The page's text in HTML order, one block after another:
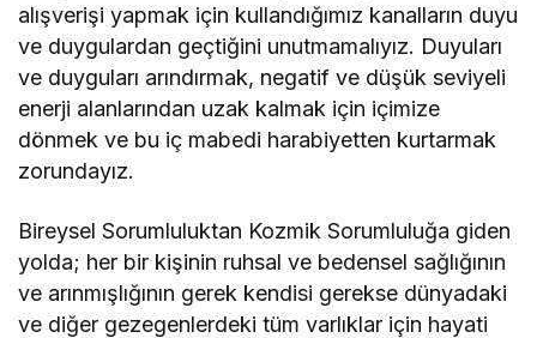
alışverişi yapmak için kullandığımız kanalların duyu
ve duygulardan geçtiğini unutmamalıyız. Duyuları
ve duyguları arındırmak, negatif ve düşük seviyeli
enerji alanlarından uzak kalmak için içimize
dönmek ve bu iç mabedi harabiyetten kurtarmak
zorundayız.
Bireysel Sorumluluktan Kozmik Sorumluluğa giden
yolda; her bir kişinin ruhsal ve bedensel sağlığının
ve arınmışlığının gerek kendisi gerekse dünyadaki
ve diğer gezegenlerdeki tüm varlıklar için hayati